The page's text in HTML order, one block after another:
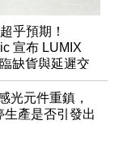
乎預期！
宣布 LUMIX
缺貨與延遲交
光元件重鎮，
生產是否引發出